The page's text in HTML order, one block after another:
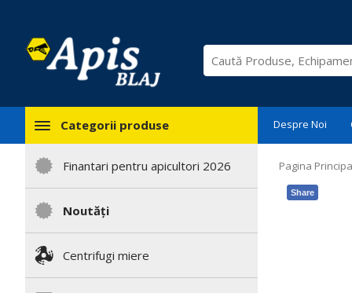
Categorii produse
Finantari pentru apicultori 2026
Noutăți
Centrifugi miere
Despre Noi
Pagina
Share